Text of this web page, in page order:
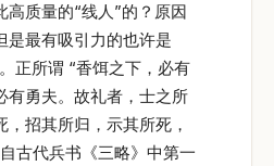
高质量的“线人”的？原因
是最有吸引力的也许是
正所谓 “香饵之下，必有
有勇夫。故礼者，士之所
招其所归，示其所死，
古代兵书《三略》中第一